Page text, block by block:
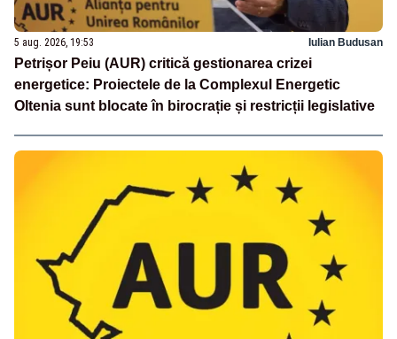
5 aug. 2026, 19:53 Iulian Budusan
Petrișor Peiu (AUR) critică gestionarea crizei
energetice: Proiectele de la Complexul Energetic
Oltenia sunt blocate în birocrație și restricții legislative